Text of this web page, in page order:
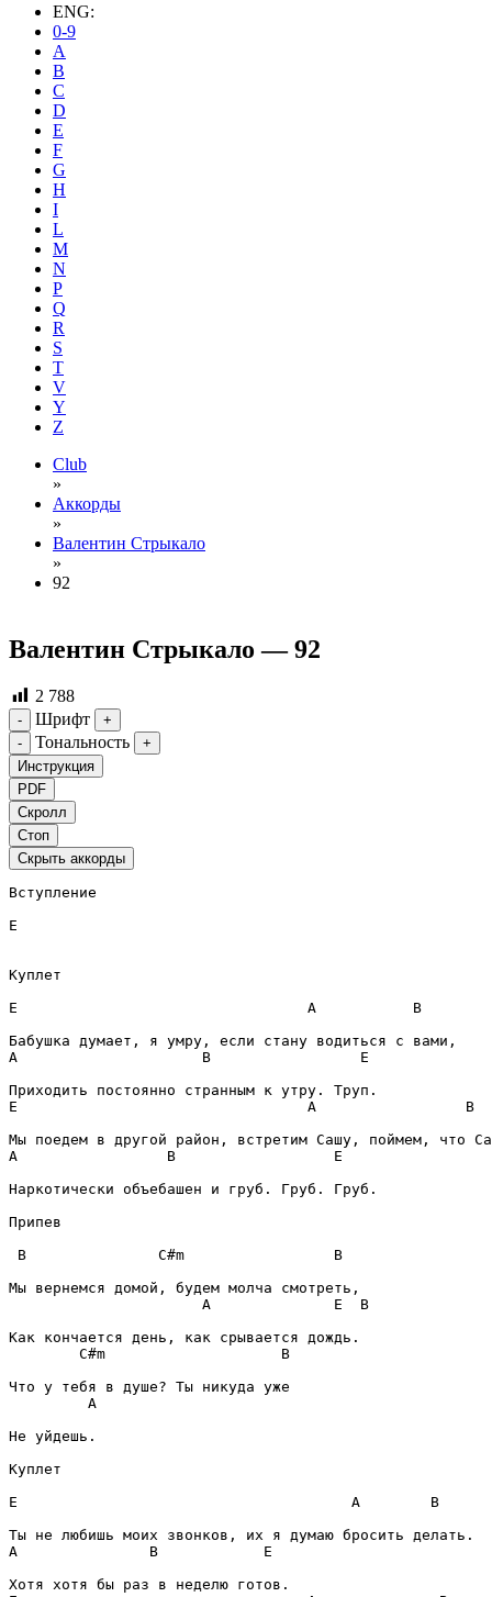
ENG:
0-9
A
B
C
D
E
F
G
H
I
L
M
N
P
Q
R
S
T
V
Y
Z
Club
»
Аккорды
»
Валентин Стрыкало
»
92
Валентин Стрыкало — 92
2 788
- Шрифт
+
-
Тональность
+
Инструкция
PDF
Скролл
Стоп
Скрыть аккорды
Вступление
E
Куплет
E
A
B
A
B
E
E
A B
A B
E
Наркотически объебашен и груб. Груб. Груб.
Припев
B
C#m
B
A
E
B
C#m
B
A
Не уйдешь.
Куплет
E
A
B
A
B
E